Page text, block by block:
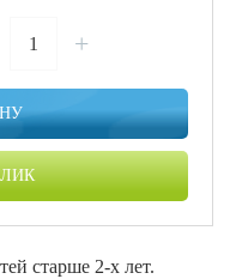
+
старше 2-х лет.